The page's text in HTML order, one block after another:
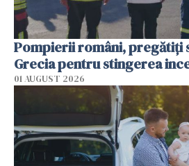
Pompierii români, pregătiţi
Grecia pentru stingerea
01 AUGUST 2026